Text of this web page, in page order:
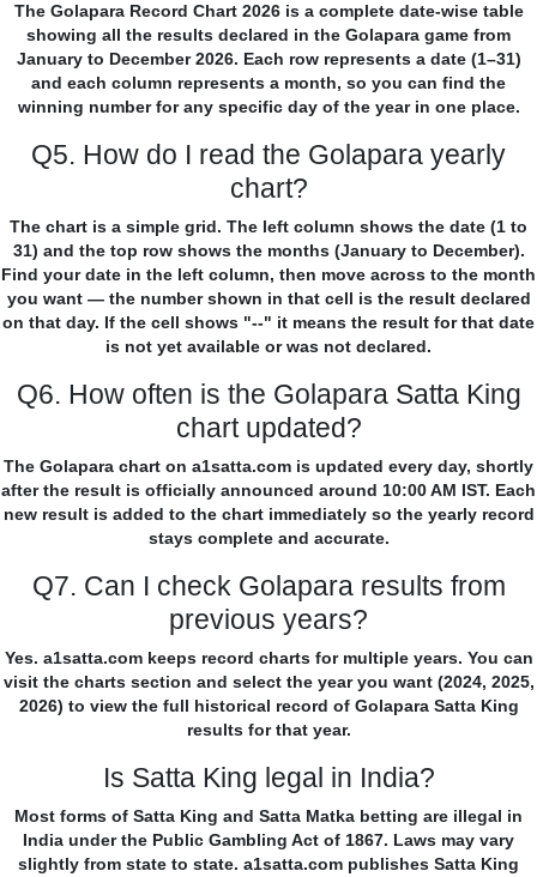
The Golapara Record Chart 2026 is a complete date-wise table
showing all the results declared in the Golapara game from
January to December 2026. Each row represents a date (1–31)
and each column represents a month, so you can find the
winning number for any specific day of the year in one place.
Q5. How do I read the Golapara yearly
chart?
The chart is a simple grid. The left column shows the date (1 to
31) and the top row shows the months (January to December).
Find your date in the left column, then move across to the month
you want — the number shown in that cell is the result declared
on that day. If the cell shows "--" it means the result for that date
is not yet available or was not declared.
Q6. How often is the Golapara Satta King
chart updated?
The Golapara chart on a1satta.com is updated every day, shortly
after the result is officially announced around 10:00 AM IST. Each
new result is added to the chart immediately so the yearly record
stays complete and accurate.
Q7. Can I check Golapara results from
previous years?
Yes. a1satta.com keeps record charts for multiple years. You can
visit the charts section and select the year you want (2024, 2025,
2026) to view the full historical record of Golapara Satta King
results for that year.
Is Satta King legal in India?
Most forms of Satta King and Satta Matka betting are illegal in
India under the Public Gambling Act of 1867. Laws may vary
slightly from state to state. a1satta.com publishes Satta King